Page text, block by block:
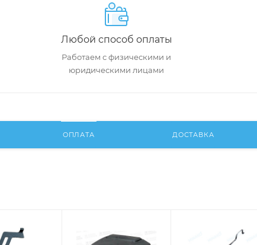
Любой способ оплаты
Работаем с физическими и
юридическими лицами
ОПЛАТА ДОСТАВКА